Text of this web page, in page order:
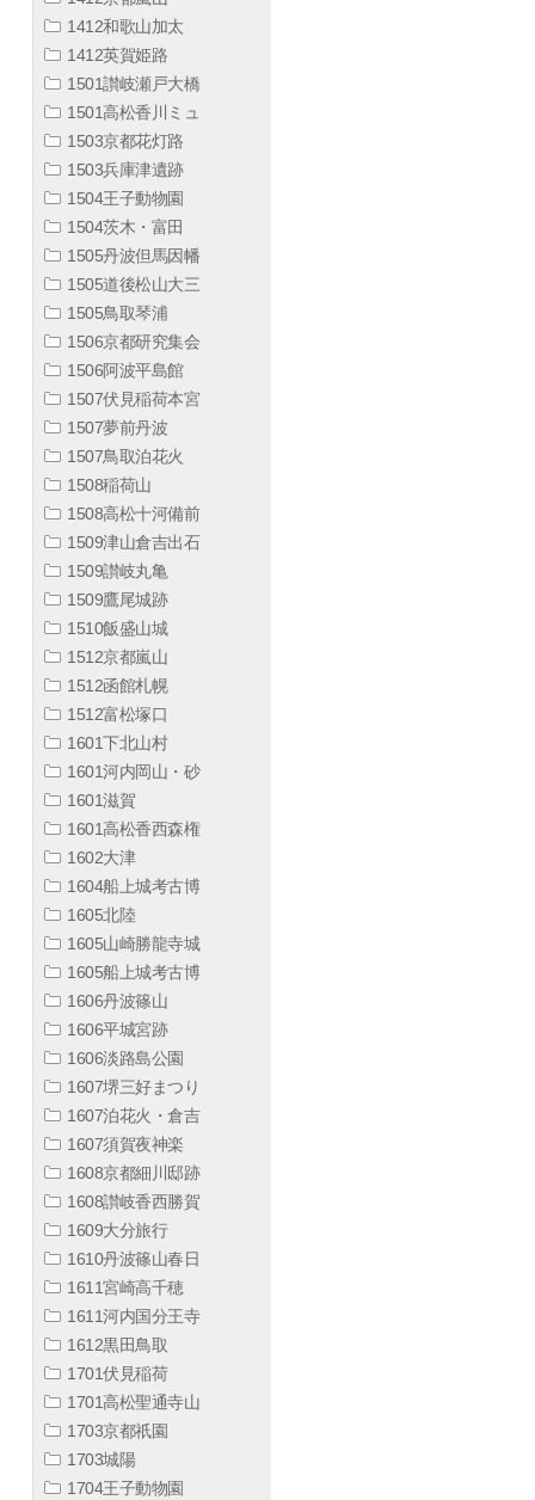
1412和歌山加太
1412英賀姫路
1501讃岐瀬戸大橋
1501高松香川ミュ
1503京都花灯路
1503兵庫津遺跡
1504王子動物園
1504茨木・富田
1505丹波但馬因幡
1505道後松山大三
1505鳥取琴浦
1506京都研究集会
1506阿波平島館
1507伏見稲荷本宮
1507夢前丹波
1507鳥取泊花火
1508稲荷山
1508高松十河備前
1509津山倉吉出石
1509讃岐丸亀
1509鷹尾城跡
1510飯盛山城
1512京都嵐山
1512函館札幌
1512富松塚口
1601下北山村
1601河内岡山・砂
1601滋賀
1601高松香西森権
1602大津
1604船上城考古博
1605北陸
1605山崎勝龍寺城
1605船上城考古博
1606丹波篠山
1606平城宮跡
1606淡路島公園
1607堺三好まつり
1607泊花火・倉吉
1607須賀夜神楽
1608京都細川邸跡
1608讃岐香西勝賀
1609大分旅行
1610丹波篠山春日
1611宮崎高千穂
1611河内国分王寺
1612黒田鳥取
1701伏見稲荷
1701高松聖通寺山
1703京都祇園
1703城陽
1704王子動物園